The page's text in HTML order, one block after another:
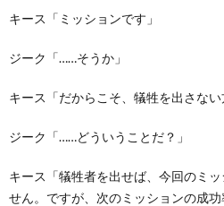
キース「ミッションです」
ジーク「……そうか」
キース「だからこそ、犠牲を出さない
ジーク「……どういうことだ？」
キース「犠牲者を出せば、今回のミ
せん。ですが、次のミッションの成功